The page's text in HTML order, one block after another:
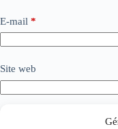
E-mail *
Site web
*